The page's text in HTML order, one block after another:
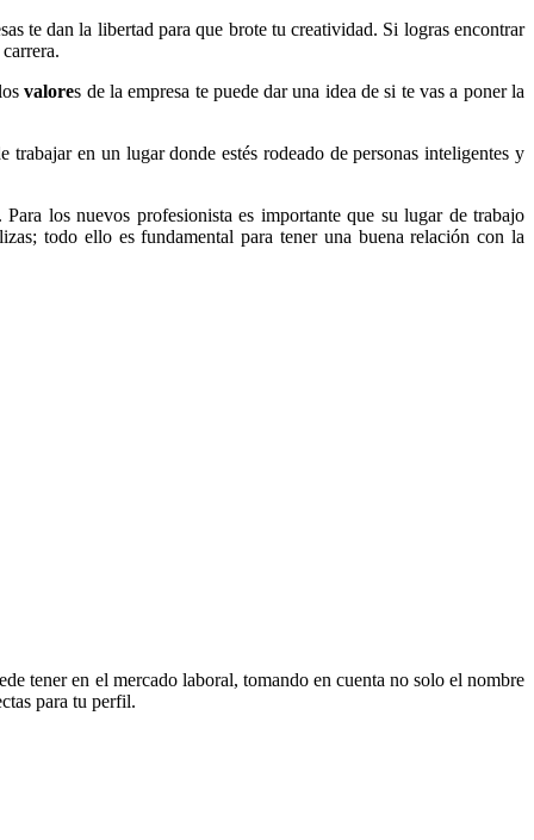
te dan la libertad para que brote tu creatividad. Si logras encontrar
valores de la empresa te puede dar una idea de si te vas a poner la
en un lugar donde estés rodeado de personas inteligentes y
los nuevos profesionista es importante que su lugar de trabajo
todo ello es fundamental para tener una buena relación con la
tener en el mercado laboral, tomando en cuenta no solo el nombre
para tu perfil.